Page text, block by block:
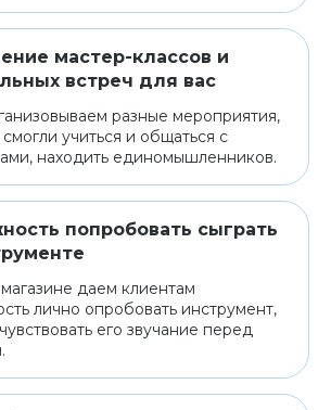
мастер-классов и
встреч для вас
разные мероприятия,
учиться и общаться с
находить единомышленников.
попробовать сыграть
даем клиентам
лично опробовать инструмент,
его звучание перед